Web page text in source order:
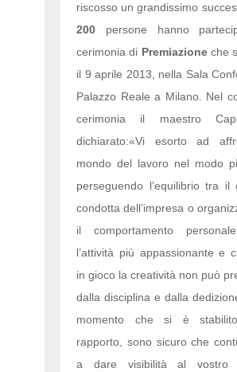
riscosso un grandissimo
200 persone hanno
cerimonia di Premiazioneche
il 9 aprile 2013, nella Sala
Palazzo Reale a Milano. Nel
cerimonia il maestro
dichiarato:«Vi esorto ad
mondo del lavoro nel modo
perseguendo l’equilibrio tra il
condotta dell’impresa o
il comportamento
l’attività più appassionante e
in gioco la creatività non può
dalla disciplina e dalla
momento che si è
rapporto, sono sicuro che
a dare visibilità al vostro